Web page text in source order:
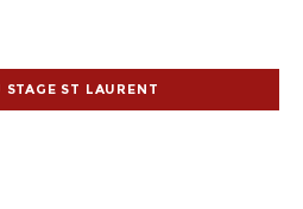
ST LAURENT